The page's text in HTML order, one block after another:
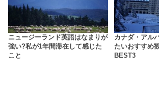
ニュージーランド英語はなまりが
強い?私が1年間滞在して感じた
こと
カナダ・アル
たいおすすめ
BEST3